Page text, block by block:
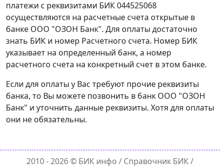
платежи с реквизитами БИК 044525068
осуществляются на расчетные счета открытые в
банке ООО "ОЗОН Банк". Для оплаты достаточно
знать БИК и номер Расчетного счета. Номер БИК
указывает на определенный банк, а номер
расчетного счета на конкретный счет в этом банке.
Если для оплаты у Вас требуют прочие реквизиты
банка, то Вы можете позвонить в банк ООО "ОЗОН
Банк" и уточнить данные реквизиты. Хотя для оплаты
они не обязательны.
2010 - 2026 © БИК инфо / Справочник БИК /